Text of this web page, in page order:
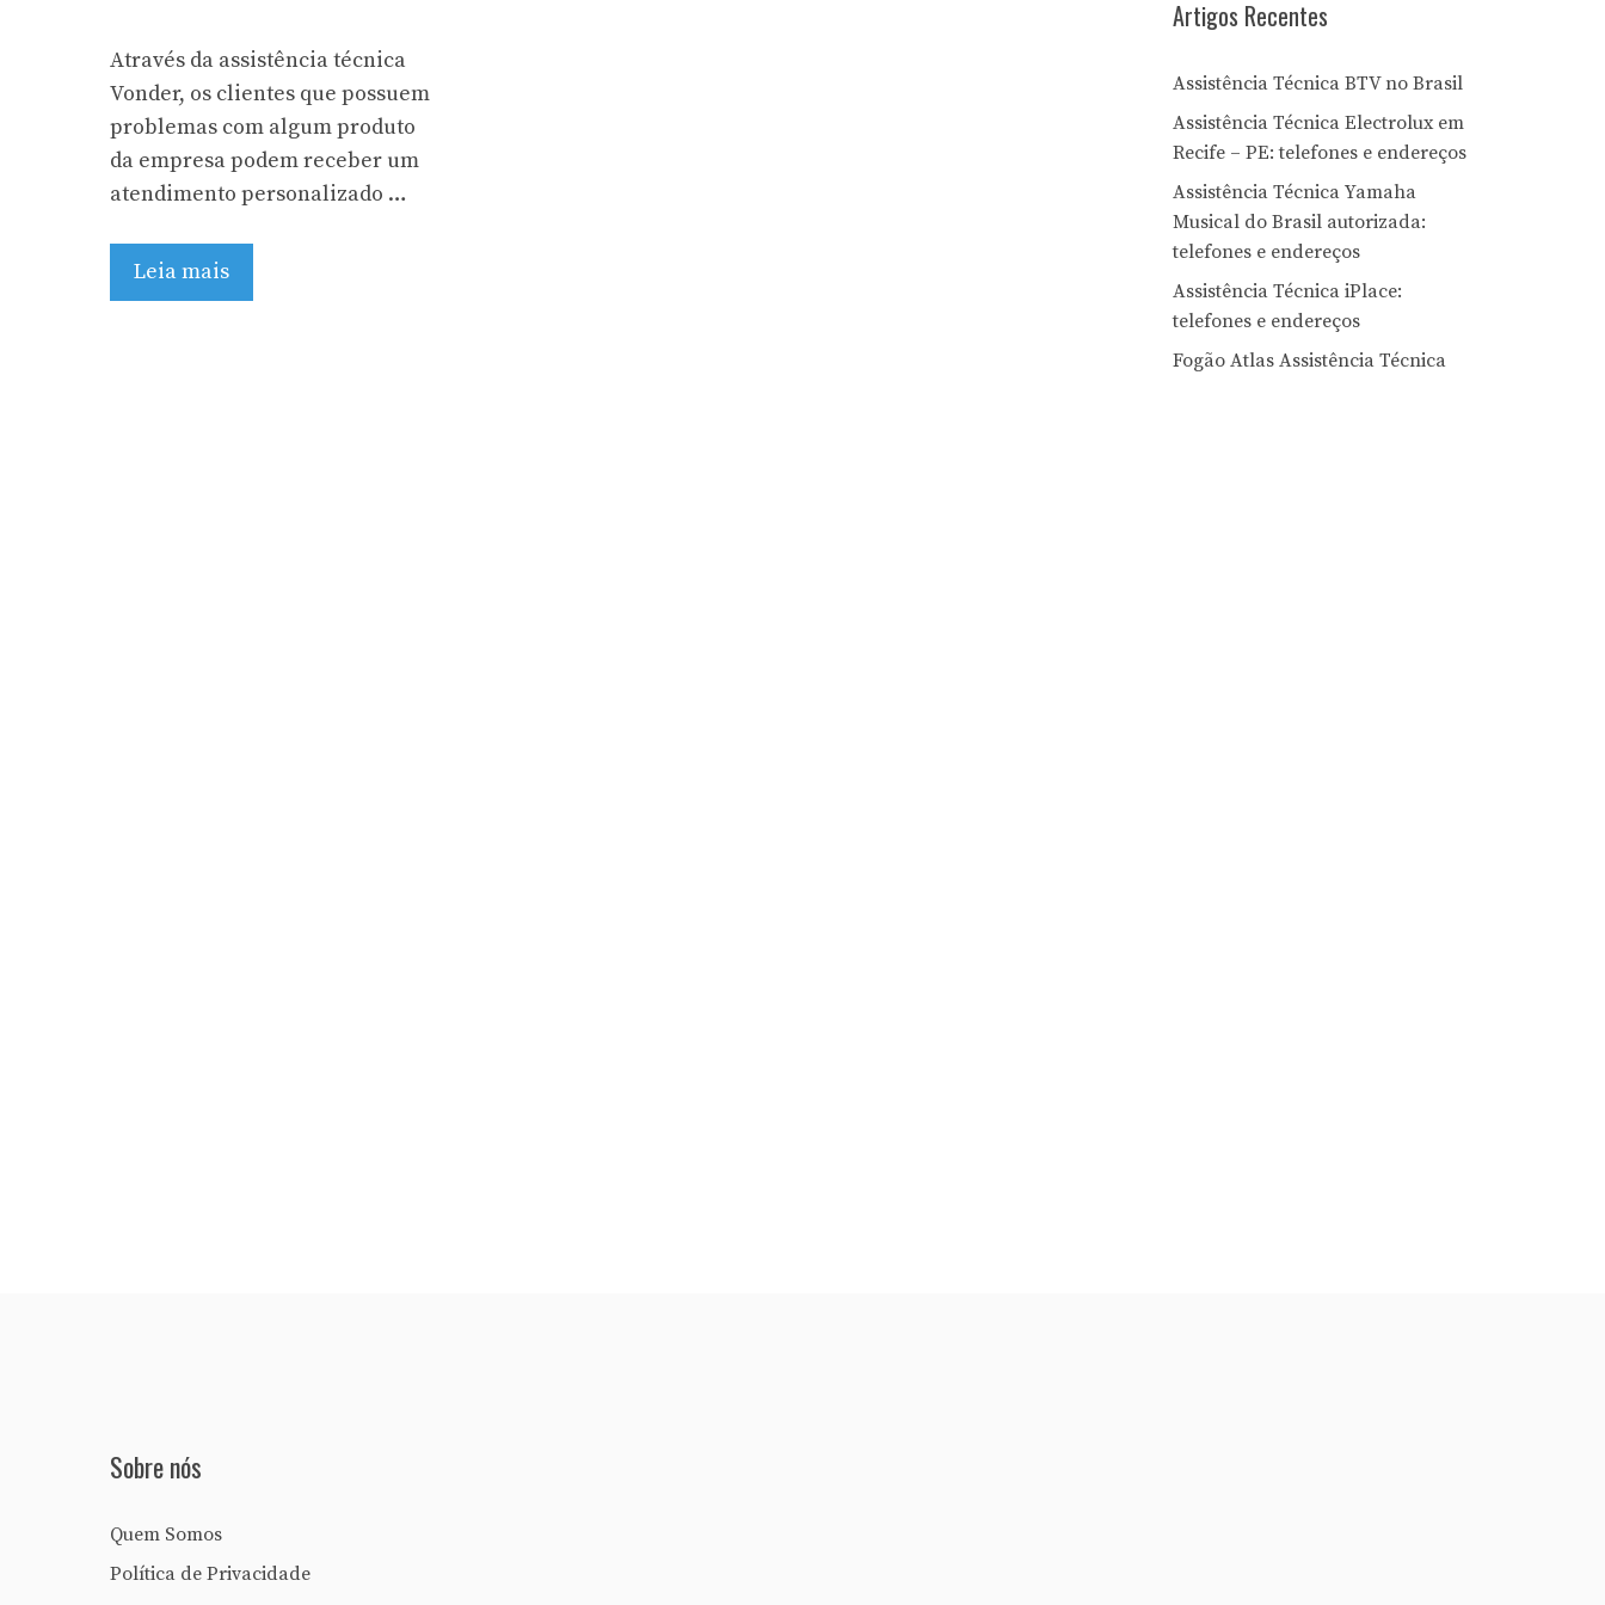
Através da assistência técnica
Vonder, os clientes que possuem
problemas com algum produto
da empresa podem receber um
atendimento personalizado …
Leia mais
Artigos Recentes
Assistência Técnica BTV no Brasil
Assistência Técnica Electrolux em
Recife – PE: telefones e endereços
Assistência Técnica Yamaha
Musical do Brasil autorizada:
telefones e endereços
Assistência Técnica iPlace:
telefones e endereços
Fogão Atlas Assistência Técnica
Sobre nós
Quem Somos
Política de Privacidade